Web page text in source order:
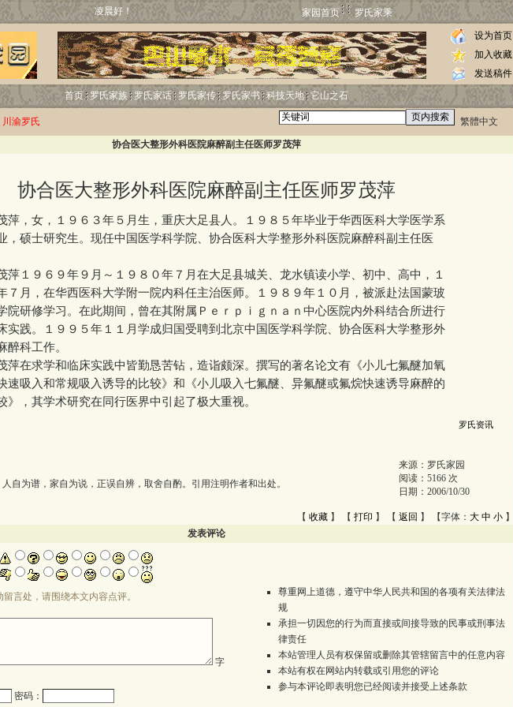
凌晨好！ 家园首页 罗氏家乘
设为首页
加入收藏
发送稿件
首页 罗氏家族 罗氏家话 罗氏家传 罗氏家书 科技天地 它山之石
川渝罗氏 繁體中文
协合医大整形外科医院麻醉副主任医师罗茂萍
协合医大整形外科医院麻醉副主任医师罗茂萍
，女，１９６３年５月生，重庆大足县人。１９８５年毕业于华西医科大学医学系
，硕士研究生。现任中国医学科学院、协合医科大学整形外科医院麻醉科副主任医
１９６９年９月～１９８０年７月在大足县城关、龙水镇读小学、初中、高中，１
７月，在华西医科大学附一院内科任主治医师。１９８９年１０月，被派赴法国蒙玻
院研修学习。在此期间，曾在其附属Ｐｅｒｐｉｇｎａｎ中心医院内外科结合所进行
实践。１９９５年１１月学成归国受聘到北京中国医学科学院、协合医科大学整形外
醉科工作。
在求学和临床实践中皆勤恳苦钻，造诣颇深。撰写的著名论文有《小儿七氟醚加氧
速吸入和常规吸入诱导的比较》和《小儿吸入七氟醚、异氟醚或氟烷快速诱导麻醉的
》，其学术研究在同行医界中引起了极大重视。
罗氏资讯
自为谱，家自为说，正误自辨，取舍自酌。引用注明作者和出处。
来源： 罗氏家园
阅读： 5166 次
日期： 2006/10/30
【 收藏 】 【 打印 】 【 返回 】 【字体： 大 中 小 】
发表评论
言处，请围绕本文内容点评。
字
密码：
尊重网上道德，遵守中华人民共和国的各项有关法律法
规
承担一切因您的行为而直接或间接导致的民事或刑事法
律责任
本站管理人员有权保留或删除其管辖留言中的任意内容
本站有权在网站内转载或引用您的评论
参与本评论即表明您已经阅读并接受上述条款